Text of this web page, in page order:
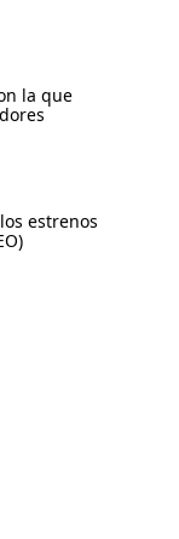
la que
estrenos